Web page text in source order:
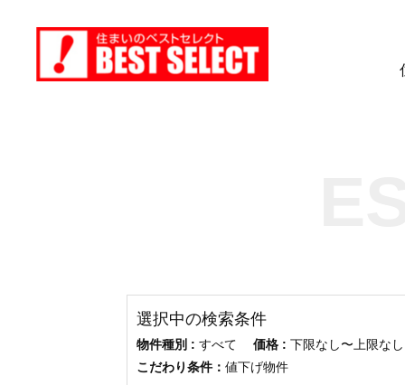
選択中の検索条件
物件種別 : すべて 価格 : 下限なし〜上限
こだわり条件： 値下げ物件